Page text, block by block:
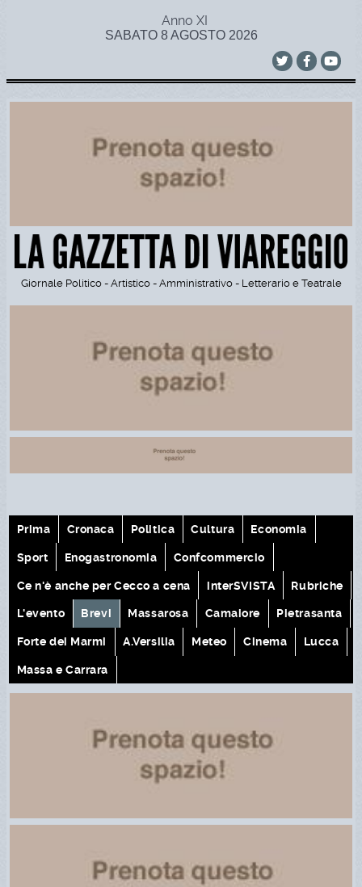
Anno XI
SABATO 8 AGOSTO 2026
Giornale Politico - Artistico - Amministrativo - Letterario e Teatrale
Prima Cronaca Politica Cultura Economia
Sport Enogastronomia Confcommercio
Ce n'è anche per Cecco a cena interSVISTA Rubriche
L'evento Brevi Massarosa Camaiore Pietrasanta
Forte dei Marmi A.Versilia Meteo Cinema Lucca
Massa e Carrara